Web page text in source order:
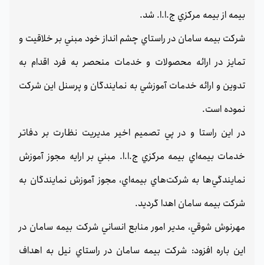
بيمه از بيمه مركزي ج.ا.ا. شد.
شركت بيمه سامان در راستاي چشم انداز خود مبني بر خلاقيت و
تمايز در ارائه محصولات و خدمات منحصر به فرد اقدام به
تدوين و ارائه خدمات آموزشي به نمايندگان و پرسنل اين شركت
نموده است.
در اين راستا و در پي تصميم اخير مديريت نظارت بر دفاتر
خدمات بيمه‌اي بيمه مركزي ج.ا.ا. مبني بر ارايه مجوز آموزش
نمايندگي‌ها به شركت‌هاي بيمه‌اي، مجوز آموزش نمايندگان به
شركت بيمه سامان اهدا گرديد.
مهرنوش شوقي، مدير امور منابع انساني شركت بيمه سامان در
اين باره افزود: شركت بيمه سامان در راستاي نيل به اهداف